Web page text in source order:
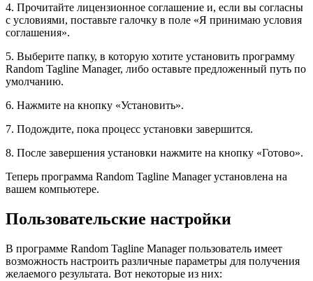
4. Прочитайте лицензионное соглашение и, если вы согласны
с условиями, поставьте галочку в поле «Я принимаю условия
соглашения».
5. Выберите папку, в которую хотите установить программу
Random Tagline Manager, либо оставьте предложенный путь по
умолчанию.
6. Нажмите на кнопку «Установить».
7. Подождите, пока процесс установки завершится.
8. После завершения установки нажмите на кнопку «Готово».
Теперь программа Random Tagline Manager установлена на
вашем компьютере.
Пользовательские настройки
В программе Random Tagline Manager пользователь имеет
возможность настроить различные параметры для получения
желаемого результата. Вот некоторые из них: